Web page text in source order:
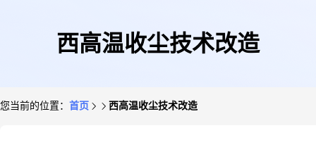
西高温收尘技术改造
您当前的位置： 首页 西高温收尘技术改造